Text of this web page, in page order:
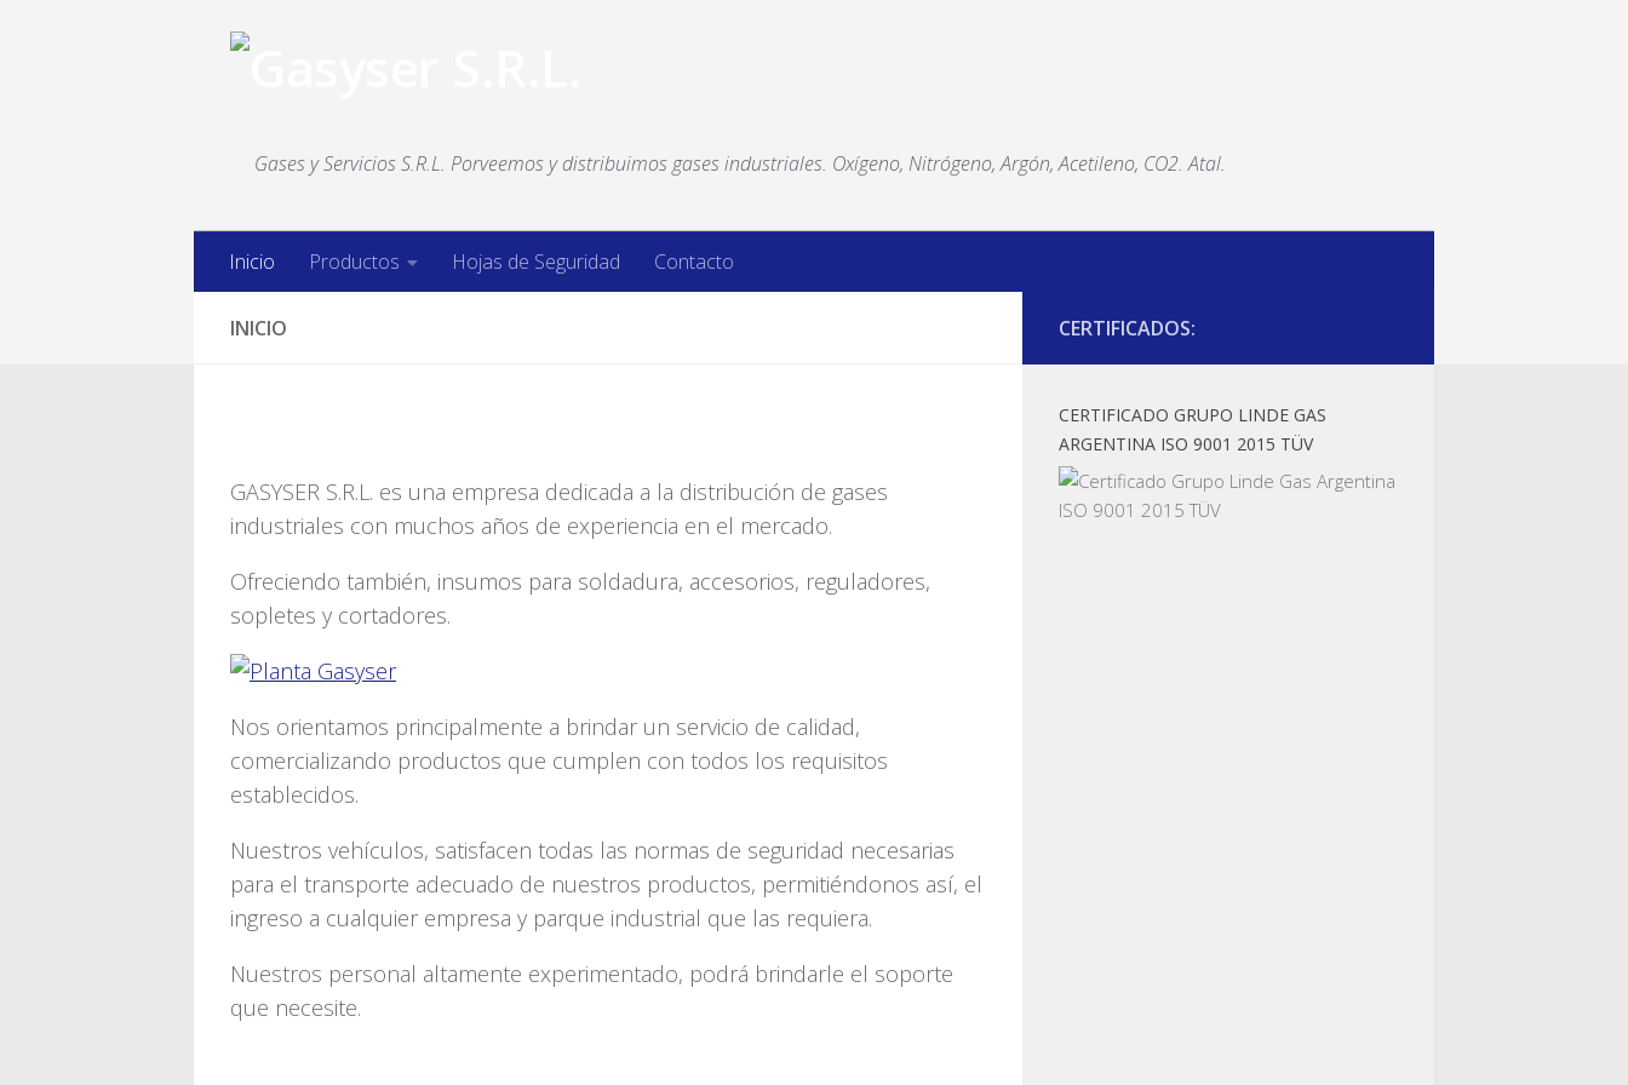
Gases y Servicios S.R.L. Porveemos y distribuimos gases industriales. Oxígeno, Nitrógeno, Argón, Acetileno, CO2. Atal.
Inicio Productos Hojas de Seguridad Contacto
INICIO
GASYSER S.R.L. es una empresa dedicada a la distribución de gases
industriales con muchos años de experiencia en el mercado.
Ofreciendo también, insumos para soldadura, accesorios, reguladores,
sopletes y cortadores.
Nos orientamos principalmente a brindar un servicio de calidad,
comercializando productos que cumplen con todos los requisitos
establecidos.
Nuestros vehículos, satisfacen todas las normas de seguridad necesarias
para el transporte adecuado de nuestros productos, permitiéndonos así, el
ingreso a cualquier empresa y parque industrial que las requiera.
Nuestros personal altamente experimentado, podrá brindarle el soporte
que necesite.
CERTIFICADOS:
CERTIFICADO GRUPO LINDE GAS
ARGENTINA ISO 9001 2015 TÜV